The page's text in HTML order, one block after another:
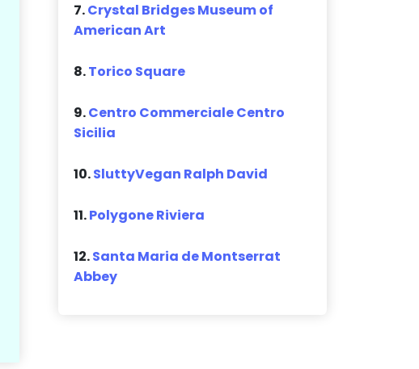
7.Crystal Bridges Museum of
American Art
8.Torico Square
9.Centro Commerciale Centro
Sicilia
10.SluttyVegan Ralph David
11.Polygone Riviera
12.Santa Maria de Montserrat
Abbey